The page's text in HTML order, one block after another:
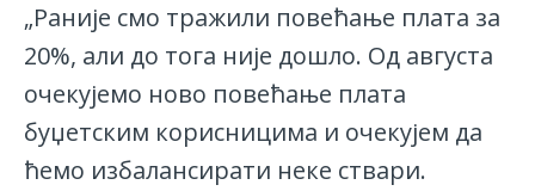
„Раније смо тражили повећање плата за
20%, али до тога није дошло. Од августа
очекујемо ново повећање плата
буџетским корисницима и очекујем да
ћемо избалансирати неке ствари.